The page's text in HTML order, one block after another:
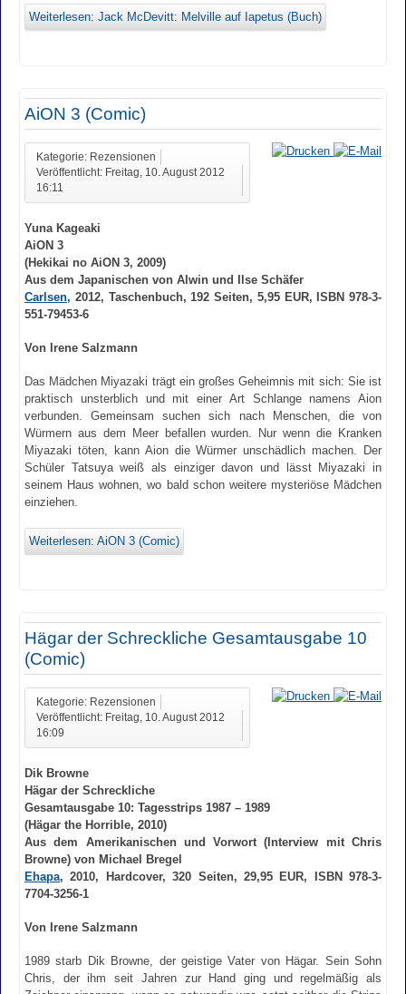
Weiterlesen: Jack McDevitt: Melville auf Iapetus (Buch)
AiON 3 (Comic)
Kategorie: Rezensionen
Veröffentlicht: Freitag, 10. August 2012
16:11
Yuna Kageaki
AiON 3
(Hekikai no AiON 3, 2009)
Aus dem Japanischen von Alwin und Ilse Schäfer
Carlsen, 2012, Taschenbuch, 192 Seiten, 5,95 EUR, ISBN 978-3-
551-79453-6
Von Irene Salzmann
Das Mädchen Miyazaki trägt ein großes Geheimnis mit sich: Sie ist
praktisch unsterblich und mit einer Art Schlange namens Aion
verbunden. Gemeinsam suchen sich nach Menschen, die von
Würmern aus dem Meer befallen wurden. Nur wenn die Kranken
Miyazaki töten, kann Aion die Würmer unschädlich machen. Der
Schüler Tatsuya weiß als einziger davon und lässt Miyazaki in
seinem Haus wohnen, wo bald schon weitere mysteriöse Mädchen
einziehen.
Weiterlesen: AiON 3 (Comic)
Hägar der Schreckliche Gesamtausgabe 10
(Comic)
Kategorie: Rezensionen
Veröffentlicht: Freitag, 10. August 2012
16:09
Dik Browne
Hägar der Schreckliche
Gesamtausgabe 10: Tagesstrips 1987 – 1989
(Hägar the Horrible, 2010)
Aus dem Amerikanischen und Vorwort (Interview mit Chris
Browne) von Michael Bregel
Ehapa, 2010, Hardcover, 320 Seiten, 29,95 EUR, ISBN 978-3-
7704-3256-1
Von Irene Salzmann
1989 starb Dik Browne, der geistige Vater von Hägar. Sein Sohn
Chris, der ihm seit Jahren zur Hand ging und regelmäßig als